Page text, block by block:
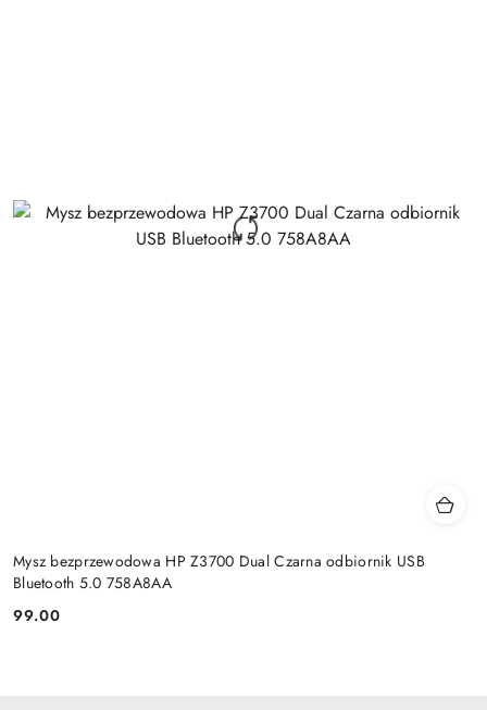
Mysz bezprzewodowa HP Z3700 Dual Czarna odbiornik USB
Bluetooth 5.0 758A8AA
Cena:
99.00